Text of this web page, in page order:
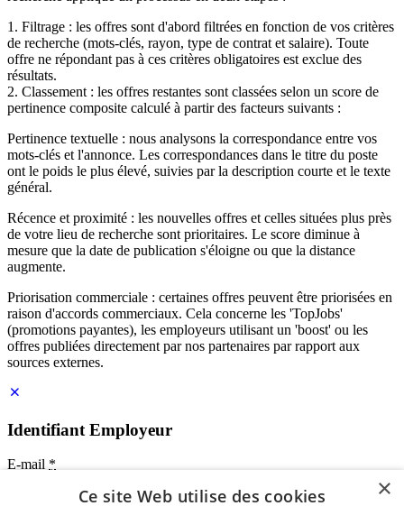
1. Filtrage : les offres sont d'abord filtrées en fonction de vos critères
de recherche (mots-clés, rayon, type de contrat et salaire). Toute
offre ne répondant pas à ces critères obligatoires est exclue des
résultats.
2. Classement : les offres restantes sont classées selon un score de
pertinence composite calculé à partir des facteurs suivants :
Pertinence textuelle : nous analysons la correspondance entre vos
mots-clés et l'annonce. Les correspondances dans le titre du poste
ont le poids le plus élevé, suivies par la description courte et le texte
général.
Récence et proximité : les nouvelles offres et celles situées plus près
de votre lieu de recherche sont prioritaires. Le score diminue à
mesure que la date de publication s'éloigne ou que la distance
augmente.
Priorisation commerciale : certaines offres peuvent être priorisées en
raison d'accords commerciaux. Cela concerne les 'TopJobs'
(promotions payantes), les employeurs utilisant un 'boost' ou les
offres publiées directement par nos partenaires par rapport aux
sources externes.
Identifiant Employeur
E-mail *
Mot de passe ×
Ce site Web utilise des cookies